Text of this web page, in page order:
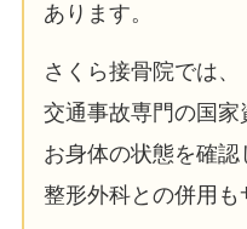
あります。
さくら接骨院では、
交通事故専門の国家
お身体の状態を確認
整形外科との併用も